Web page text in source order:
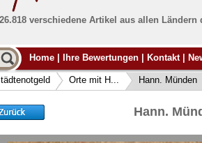
verschiedene Artikel aus allen
Alle Lieferungen, auch ins
von uns voll versichert. Sie haben
falls die Sendung verloren geht oder
wird.
Absolute Zuverlässigkeit:sowohl in
Home Ihre Bewertungen Kontakt
Orte mit H... Hann. Münden
Hann.